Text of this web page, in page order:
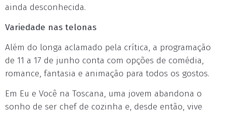
ainda desconhecida.
Variedade nas telonas
Além do longa aclamado pela crítica, a programação
de 11 a 17 de junho conta com opções de comédia,
romance, fantasia e animação para todos os gostos.
Em Eu e Você na Toscana, uma jovem abandona o
sonho de ser chef de cozinha e, desde então, vive